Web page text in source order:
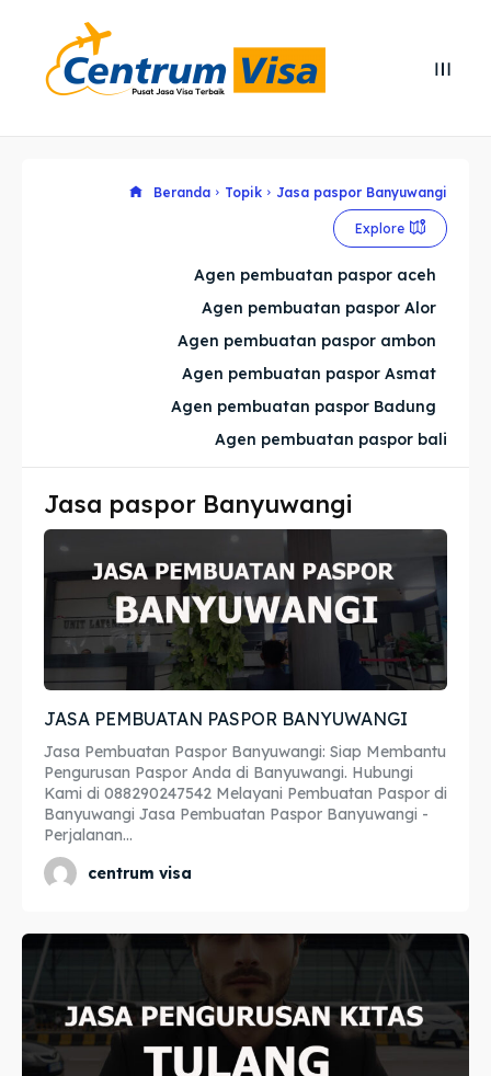
Explore our destinations
Imta
Legalisir
Apostille
Penerjemah
Asuransi
Blog
Explore our destinations
Imta
Legalisir
Apostille
Penerjemah
Asuransi
Blog
Beranda Topik Jasa paspor Banyuwangi
Explore
Agen pembuatan paspor aceh
Agen pembuatan paspor Alor
Agen pembuatan paspor ambon
Agen pembuatan paspor Asmat
Agen pembuatan paspor Badung
Agen pembuatan paspor bali
Jasa paspor Banyuwangi
JASA PEMBUATAN PASPOR BANYUWANGI
Jasa Pembuatan Paspor Banyuwangi: Siap Membantu
Pengurusan Paspor Anda di Banyuwangi. Hubungi
Kami di 088290247542 Melayani Pembuatan Paspor di
Banyuwangi Jasa Pembuatan Paspor Banyuwangi -
Perjalanan...
centrum visa